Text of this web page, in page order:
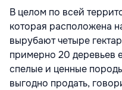
В целом по всей
которая расположена
вырубают четыре
примерно 20 деревьев
спелые и ценные
выгодно продать,